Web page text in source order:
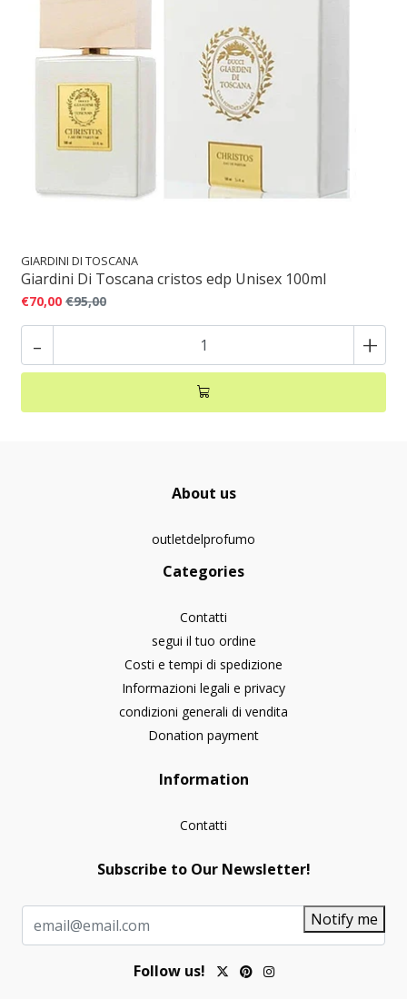
GIARDINI DI TOSCANA
Giardini Di Toscana cristos edp Unisex 100ml
€70,00 €95,00
- +
About us
outletdelprofumo
Categories
Contatti
segui il tuo ordine
Costi e tempi di spedizione
Informazioni legali e privacy
condizioni generali di vendita
Donation payment
Information
Contatti
Subscribe to Our Newsletter!
Notify me
Follow us!